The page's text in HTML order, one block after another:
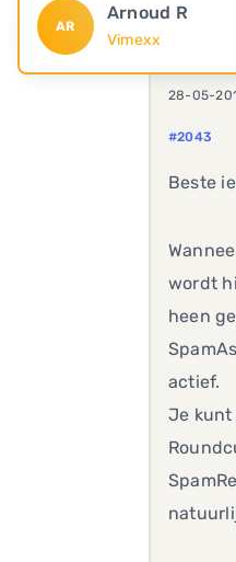
AR
Arnoud R
Vimexx
28-05-
#2043
Beste
wordt
heen
actief.
Je kunt